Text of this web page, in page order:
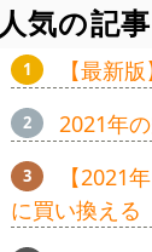
人気の記
【最新
2021年
【2021
に買い換える